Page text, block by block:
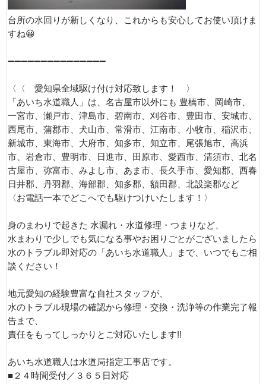
台所の水回りが新しくなり、これからも安心してお使い頂けま
すね😀
➖➖➖➖➖➖➖➖➖➖➖➖➖➖➖
〈〈 愛知県全域駆け付け対応致します！ 〉
「あいち水道職人」は、名古屋市以外にも 豊橋市、岡崎市、
一宮市、瀬戸市、津島市、碧南市、刈谷市、豊田市、安城市、
西尾市、蒲郡市、犬山市、常滑市、江南市、小牧市、稲沢市、
新城市、東海市、大府市、知多市、知立市、尾張旭市、高浜
市、岩倉市、豊明市、日進市、田原市、愛西市、清須市、北名
古屋市、弥富市、みよし市、あま市、長久手市、愛知郡、西春
日井郡、丹羽郡、海部郡、知多郡、額田郡、北設楽郡など
〈お電話一本でどこへでも駆けつけいたします！〉
身のまわりで起きた 水漏れ・水道修理・つまりなど、
水まわりで少しでも気になる事やお困りごとがございましたら
水のトラブル即対応の「あいち水道職人」まで、いつでもご相
談ください！
地元愛知の経験豊富な自社スタッフが、
水のトラブル現場の確認から修理・交換・洗浄等の作業完了報
告まで、
責任をもってしっかりとご対応いたします!!
あいち水道職人は水道局指定工事店です。
■２４時間受付／３６５日対応